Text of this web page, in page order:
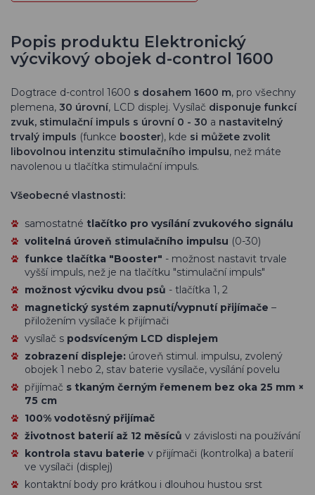
Popis produktu Elektronický
výcvikový obojek d-control 1600
Dogtrace d-control 1600 s dosahem 1600 m, pro všechny
plemena, 30 úrovní, LCD displej. Vysílač disponuje funkcí
zvuk, stimulační impuls s úrovní 0 - 30 a nastavitelný
trvalý impuls (funkce booster), kde si můžete zvolit
libovolnou intenzitu stimulačního impulsu, než máte
navolenou u tlačítka stimulační impuls.
Všeobecné vlastnosti:
samostatné tlačítko pro vysílání zvukového signálu
volitelná úroveň stimulačního impulsu (0-30)
funkce tlačítka "Booster" - možnost nastavit trvale
vyšší impuls, než je na tlačítku "stimulační impuls"
možnost výcviku dvou psů - tlačítka 1, 2
magnetický systém zapnutí/vypnutí přijímače –
přiložením vysílače k přijímači
vysílač s podsvíceným LCD displejem
zobrazení displeje: úroveň stimul. impulsu, zvolený
obojek 1 nebo 2, stav baterie vysílače, vysílání povelu
přijímač s tkaným černým řemenem bez oka 25 mm ×
75 cm
100% vodotěsný přijímač
životnost baterií až 12 měsíců v závislosti na používání
kontrola stavu baterie v přijímači (kontrolka) a baterií
ve vysílači (displej)
kontaktní body pro krátkou i dlouhou hustou srst